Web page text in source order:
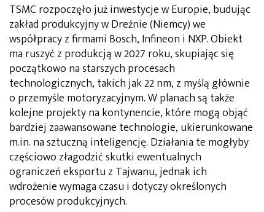
TSMC rozpoczęło już inwestycje w Europie, budując
zakład produkcyjny w Dreźnie (Niemcy) we
współpracy z firmami Bosch, Infineon i NXP. Obiekt
ma ruszyć z produkcją w 2027 roku, skupiając się
początkowo na starszych procesach
technologicznych, takich jak 22 nm, z myślą głównie
o przemyśle motoryzacyjnym. W planach są także
kolejne projekty na kontynencie, które mogą objąć
bardziej zaawansowane technologie, ukierunkowane
m.in. na sztuczną inteligencję. Działania te mogłyby
częściowo złagodzić skutki ewentualnych
ograniczeń eksportu z Tajwanu, jednak ich
wdrożenie wymaga czasu i dotyczy określonych
procesów produkcyjnych.